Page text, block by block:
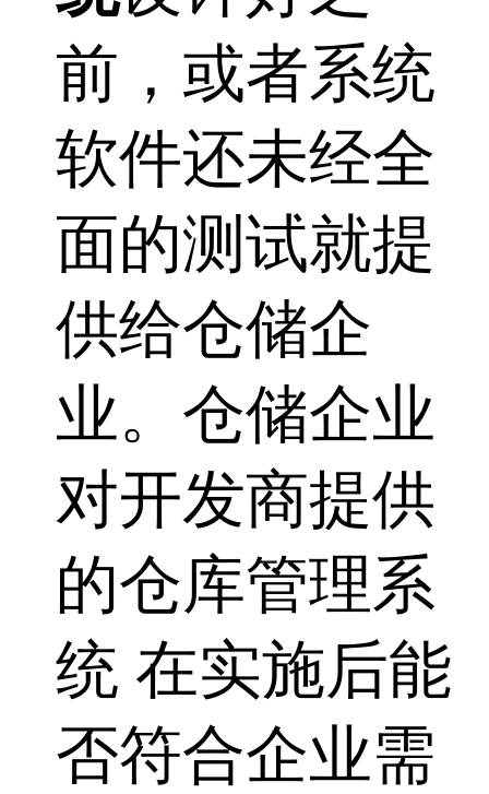
前，或者系统
软件还未经全
面的测试就提
供给仓储企
业。仓储企业
对开发商提供
的仓库管理系
统 在实施后能
否符合企业需